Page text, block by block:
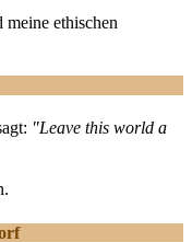
ethischen
"Leave this world a